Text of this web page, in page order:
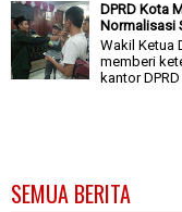
DPRD Kota
Normalisasi
Wakil Ketua
memberi
kantor
SEMUA BERITA